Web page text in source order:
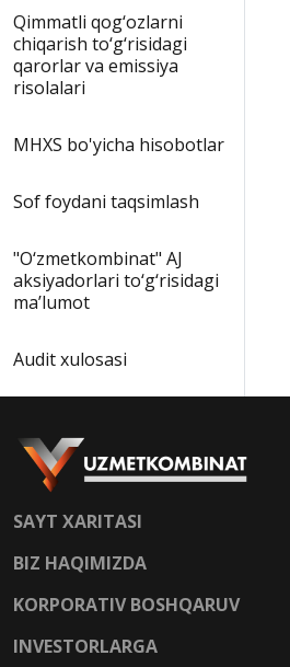
Qimmatli qog‘ozlarni
chiqarish to‘g‘risidagi
qarorlar va emissiya
risolalari
MHXS bo'yicha hisobotlar
Sof foydani taqsimlash
"O‘zmetkombinat" AJ
aksiyadorlari to‘g‘risidagi
ma’lumot
Audit xulosasi
SAYT XARITASI
BIZ HAQIMIZDA
KORPORATIV BOSHQARUV
INVESTORLARGA